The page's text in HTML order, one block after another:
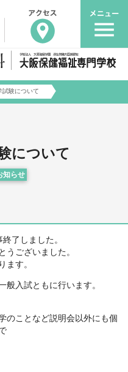
試験について
について
知らせ
了しました。
うございました。
ます。
般入試ともに行います。
のことなど説明会以外にも個